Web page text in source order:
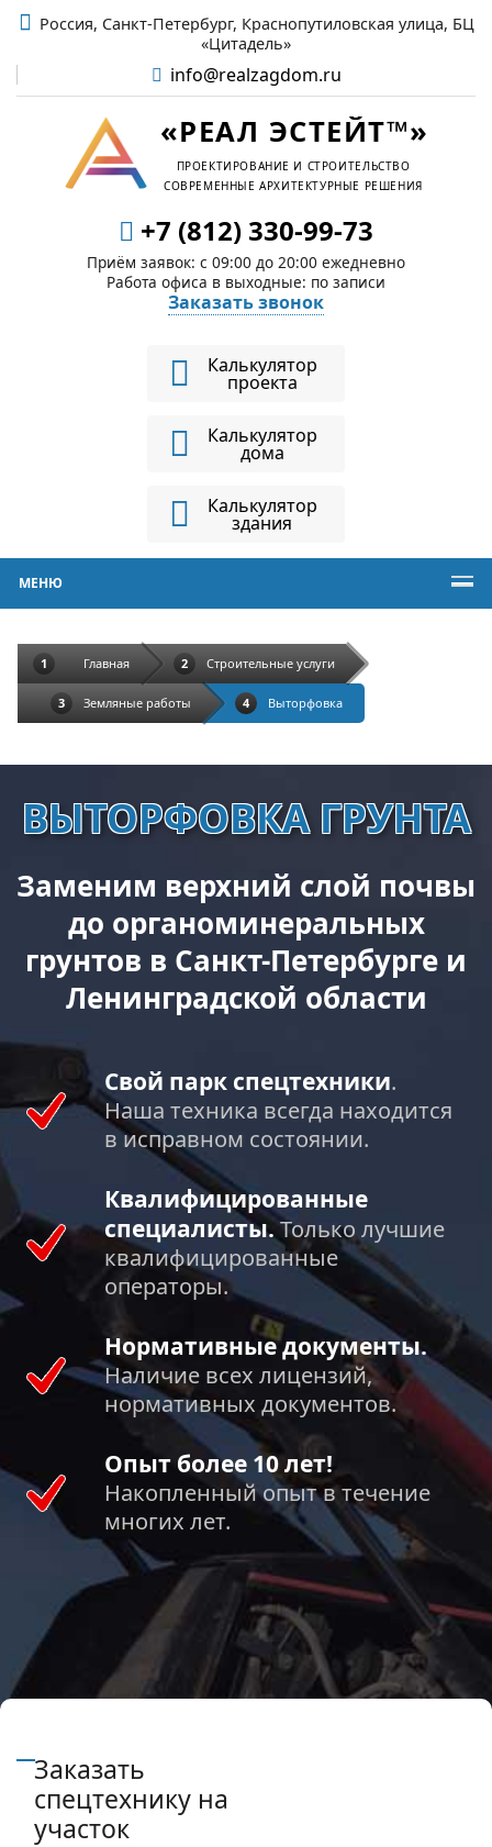
Россия, Санкт-Петербург, Краснопутиловская улица, БЦ
«Цитадель»
info@realzagdom.ru
«РЕАЛ ЭСТЕЙТ™»
ПРОЕКТИРОВАНИЕ И СТРОИТЕЛЬСТВО
СОВРЕМЕННЫЕ АРХИТЕКТУРНЫЕ РЕШЕНИЯ
+7 (812) 330-99-73
Приём заявок: c 09:00 до 20:00 ежедневно
Работа офиса в выходные: по записи
Заказать звонок
Калькулятор
проекта
Калькулятор
дома
Калькулятор
здания
МЕНЮ
Главная Строительные услуги
Земляные работы Выторфовка
ВЫТОРФОВКА ГРУНТА
Заменим верхний слой почвы
до органоминеральных
грунтов в Санкт-Петербурге и
Ленинградской области
Свой парк спецтехники.
Наша техника всегда находится
в исправном состоянии.
Квалифицированные
специалисты.Только лучшие
квалифицированные
операторы.
Нормативные документы.
Наличие всех лицензий,
нормативных документов.
Опыт более 10 лет!
Накопленный опыт в течение
многих лет.
Заказать
спецтехнику на
участок